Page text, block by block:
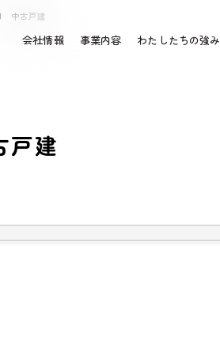
会社情報 事業内容 わたしたちの強み
中古戸建
建